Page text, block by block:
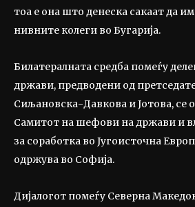
тоа е она што денеска сакаат да им
нивните колеги во Бугарија.
Билатералната средба помеѓу
држави, предводени од
Сиљановска-Давкова и Јотова, се
Самитот на шефови на држави и
за соработка во Југоисточна
одржува во Софија.
Дијалогот помеѓу Северна